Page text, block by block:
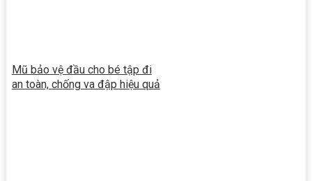
Mũ bảo vệ đầu cho bé tập đi
an toàn, chống va đập hiệu quả